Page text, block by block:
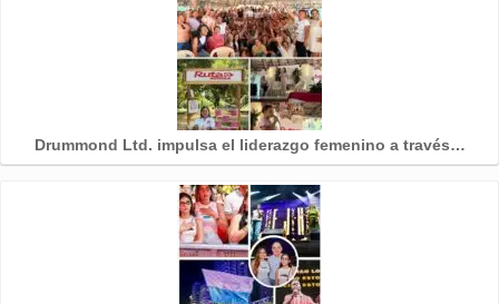
Drummond Ltd. impulsa el liderazgo femenino a través…